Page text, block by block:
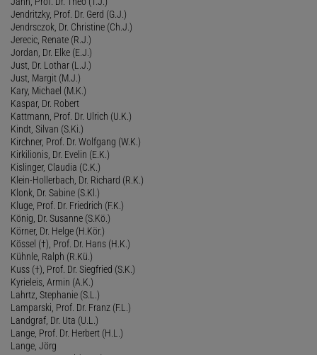
Jendritzky, Prof. Dr. Gerd (G.J.)
Jendrsczok, Dr. Christine (Ch.J.)
Jerecic, Renate (R.J.)
Jordan, Dr. Elke (E.J.)
Just, Dr. Lothar (L.J.)
Just, Margit (M.J.)
Kary, Michael (M.K.)
Kaspar, Dr. Robert
Kattmann, Prof. Dr. Ulrich (U.K.)
Kindt, Silvan (S.Ki.)
Kirchner, Prof. Dr. Wolfgang (W.K.)
Kirkilionis, Dr. Evelin (E.K.)
Kislinger, Claudia (C.K.)
Klein-Hollerbach, Dr. Richard (R.K.)
Klonk, Dr. Sabine (S.Kl.)
Kluge, Prof. Dr. Friedrich (F.K.)
König, Dr. Susanne (S.Kö.)
Körner, Dr. Helge (H.Kör.)
Kössel (†), Prof. Dr. Hans (H.K.)
Kühnle, Ralph (R.Kü.)
Kuss (†), Prof. Dr. Siegfried (S.K.)
Kyrieleis, Armin (A.K.)
Lahrtz, Stephanie (S.L.)
Lamparski, Prof. Dr. Franz (F.L.)
Landgraf, Dr. Uta (U.L.)
Lange, Prof. Dr. Herbert (H.L.)
Lange, Jörg